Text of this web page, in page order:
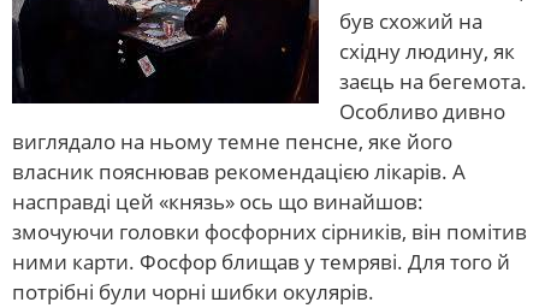
був схожий на
східну людину, як
заєць на бегемота.
Особливо дивно
виглядало на ньому темне пенсне, яке його
власник пояснював рекомендацією лікарів. А
насправді цей «князь» ось що винайшов:
змочуючи головки фосфорних сірників, він помітив
ними карти. Фосфор блищав у темряві. Для того й
потрібні були чорні шибки окулярів.